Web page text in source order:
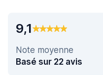
9,1
Note moyenne
Basé sur 22 avis